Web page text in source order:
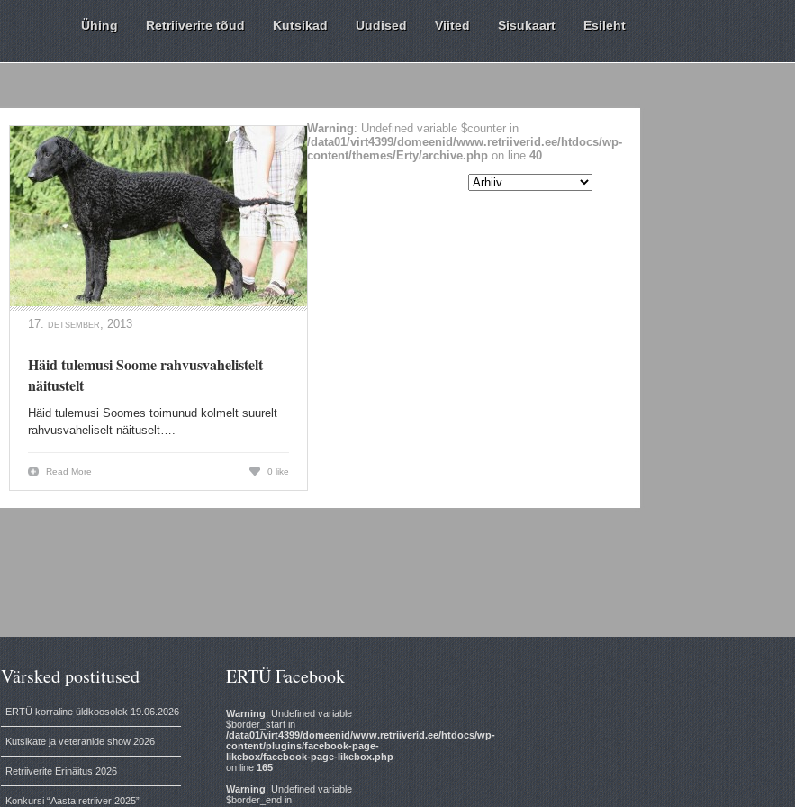
Esileht
Sisukaart
Viited
Uudised
Kutsikad
Retriiverite tõud
Ühing
17. detsember, 2013
Häid tulemusi Soome rahvusvahelistelt
näitustelt
Häid tulemusi Soomes toimunud kolmelt suurelt
rahvusvaheliselt näituselt….
Read More 0 like
Warning: Undefined variable $counter in
/data01/virt4399/domeenid/www.retriiverid.ee/htdocs/wp-
content/themes/Erty/archive.php on line 40
Värsked postitused
ERTÜ korraline üldkoosolek 19.06.2026
Kutsikate ja veteranide show 2026
Retriiverite Erinäitus 2026
Konkursi “Aasta retriiver 2025”
ERTÜ Facebook
Warning: Undefined variable
$border_start in
/data01/virt4399/domeenid/www.retriiverid.ee/htdocs/wp-
content/plugins/facebook-page-
likebox/facebook-page-likebox.php
on line165
Warning: Undefined variable
$border_end in